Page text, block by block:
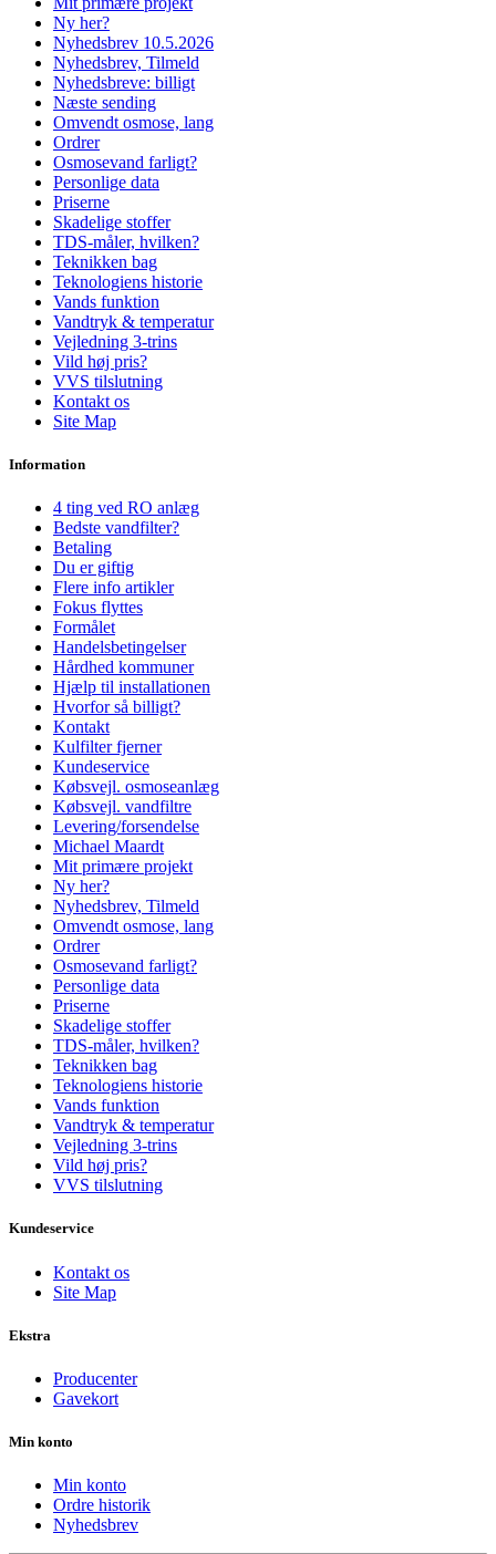
Ny her?
Nyhedsbrev 10.5.2026
Nyhedsbrev, Tilmeld
Nyhedsbreve: billigt
Næste sending
Omvendt osmose, lang
Ordrer
Osmosevand farligt?
Personlige data
Priserne
Skadelige stoffer
TDS-måler, hvilken?
Teknikken bag
Teknologiens historie
Vands funktion
Vandtryk & temperatur
Vejledning 3-trins
Vild høj pris?
VVS tilslutning
Kontakt os
Site Map
Information
4 ting ved RO anlæg
Bedste vandfilter?
Betaling
Du er giftig
Flere info artikler
Fokus flyttes
Formålet
Handelsbetingelser
Hårdhed kommuner
Hjælp til installationen
Hvorfor så billigt?
Kontakt
Kulfilter fjerner
Kundeservice
Købsvejl. osmoseanlæg
Købsvejl. vandfiltre
Levering/forsendelse
Michael Maardt
Mit primære projekt
Ny her?
Nyhedsbrev, Tilmeld
Omvendt osmose, lang
Ordrer
Osmosevand farligt?
Personlige data
Priserne
Skadelige stoffer
TDS-måler, hvilken?
Teknikken bag
Teknologiens historie
Vands funktion
Vandtryk & temperatur
Vejledning 3-trins
Vild høj pris?
VVS tilslutning
Kundeservice
Kontakt os
Site Map
Ekstra
Producenter
Gavekort
Min konto
Min konto
Ordre historik
Nyhedsbrev